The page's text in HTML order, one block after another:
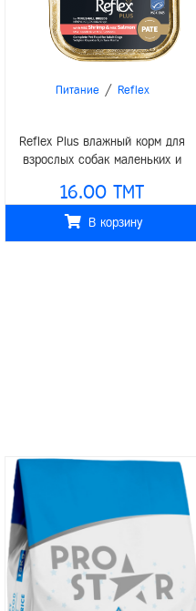
Питание / Reflex
Reflex Plus влажный корм для
взрослых собак маленьких и
паштет 85гр
16.00 TMT
В корзину